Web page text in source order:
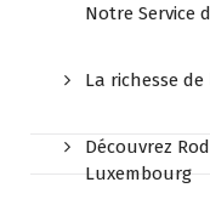
Notre Service
La richesse
Découvrez
Luxembourg